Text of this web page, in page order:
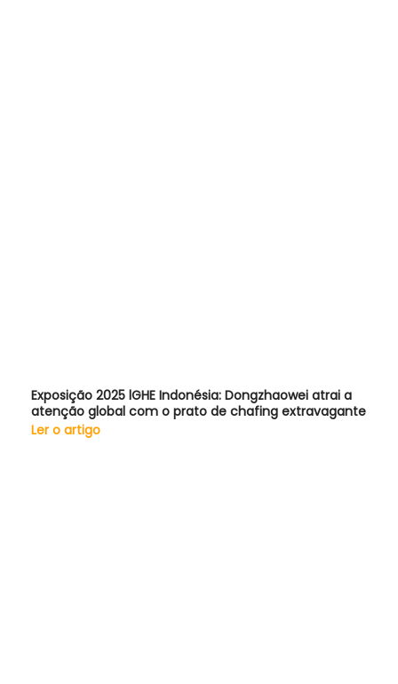
Exposição 2025 lGHE Indonésia: Dongzhaowei atrai a
atenção global com o prato de chafing extravagante
Ler o artigo